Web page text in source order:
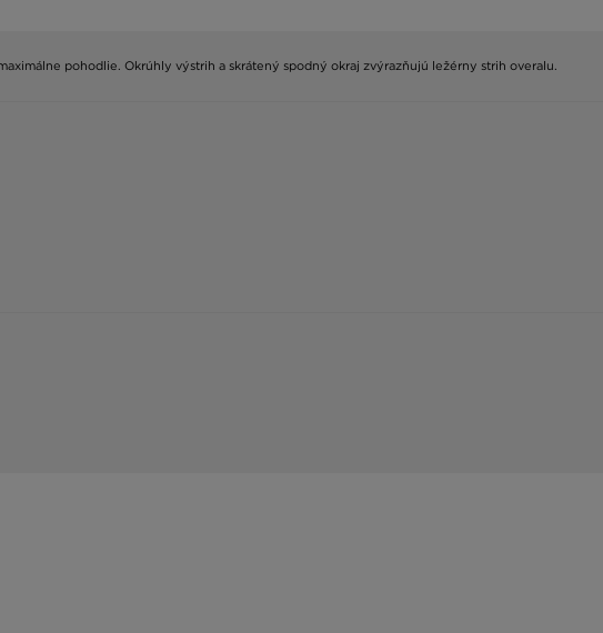
pohodlie. Okrúhly výstrih a skrátený spodný okraj zvýrazňujú ležérny strih overalu.